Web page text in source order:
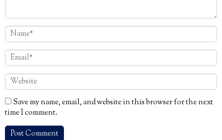
Save my name, email, and website in this browser for the next
time I comment.